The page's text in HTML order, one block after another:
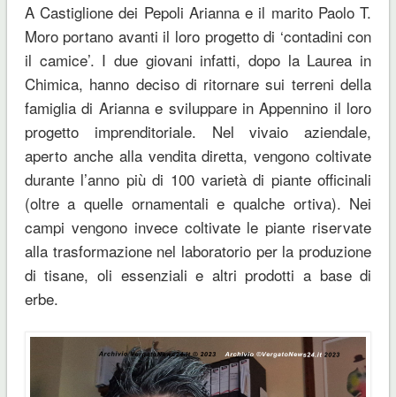
A Castiglione dei Pepoli Arianna e il marito Paolo T.
Moro portano avanti il loro progetto di ‘contadini con
il camice’. I due giovani infatti, dopo la Laurea in
Chimica, hanno deciso di ritornare sui terreni della
famiglia di Arianna e sviluppare in Appennino il loro
progetto imprenditoriale. Nel vivaio aziendale,
aperto anche alla vendita diretta, vengono coltivate
durante l’anno più di 100 varietà di piante officinali
(oltre a quelle ornamentali e qualche ortiva). Nei
campi vengono invece coltivate le piante riservate
alla trasformazione nel laboratorio per la produzione
di tisane, oli essenziali e altri prodotti a base di
erbe.